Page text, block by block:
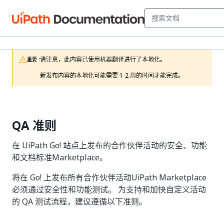
重要 :请注意，此内容已使用机器翻译进行了本地化。
新发布内容的本地化可能需要 1-2 周的时间才能完成。
QA 准则
在 UiPath Go! 站点上发布的合作伙伴活动的安全、功能
和文档标准Marketplace。
将在 Go! 上发布所有合作伙伴活动UiPath Marketplace
必须通过安全性和功能测试。 为支持和加快自定义活动
的 QA 测试流程，建议遵循以下准则。